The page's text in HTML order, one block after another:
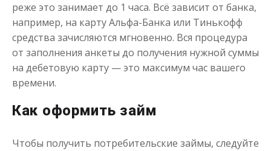
Сумма до50 000 ₽
Срок от 1до 30 дня
реже это занимает до 1 часа. Всё зависит от банка,
например, на карту Альфа-Банка или Тинькофф
средства зачисляются мгновенно. Вся процедура
от заполнения анкеты до получения нужной суммы
на дебетовую карту — это максимум час вашего
времени.
Как оформить займ
Чтобы получить потребительские займы, следуйте